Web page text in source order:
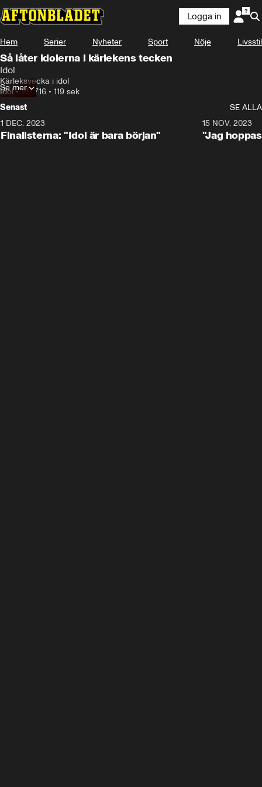
Logga in
Hem Serier Nyheter Sport Nöje Livsstil
Så låter idolerna i kärlekens tecken
Idol
Kärleksvecka i idol
Idol•18.07.16 • 119 sek
Se mer
Senast
SE ALLA
1 DEC. 2023
Finalisterna: "Idol är bara början"
15 NOV. 2023
"Jag